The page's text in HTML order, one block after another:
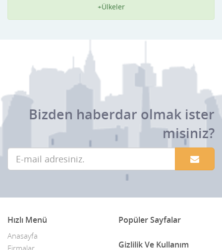
Bolivya
Bosna-Hersek
Botsvana
Brunei
Bulgaristan
Çad
+Ülkeler
Bizden haberdar olmak ister
misiniz?
Hızlı Menü
Anasayfa
Popüler Sayfalar
Gizlilik Ve Kullanım